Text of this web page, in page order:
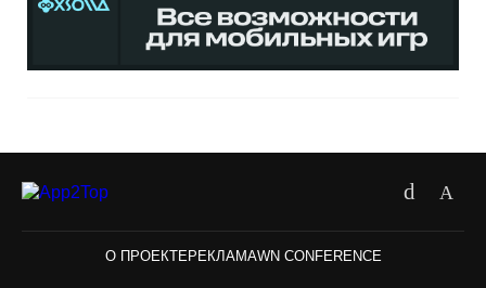
О ПРОЕКТЕРЕКЛАМАWN CONFERENCE